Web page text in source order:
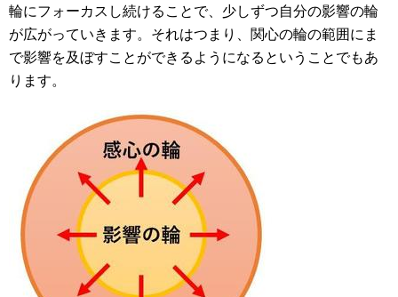
輪にフォーカスし続けることで、少しずつ自分の影響の輪
が広がっていきます。それはつまり、関心の輪の範囲にま
で影響を及ぼすことができるようになるということでもあ
ります。